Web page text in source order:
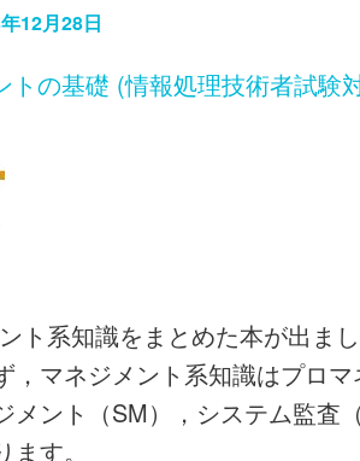
12月28日
トの基礎 (情報処理技術者試験
ト系知識をまとめた本が出ま
，マネジメント系知識はプロ
メント（SM），システム監査
す。